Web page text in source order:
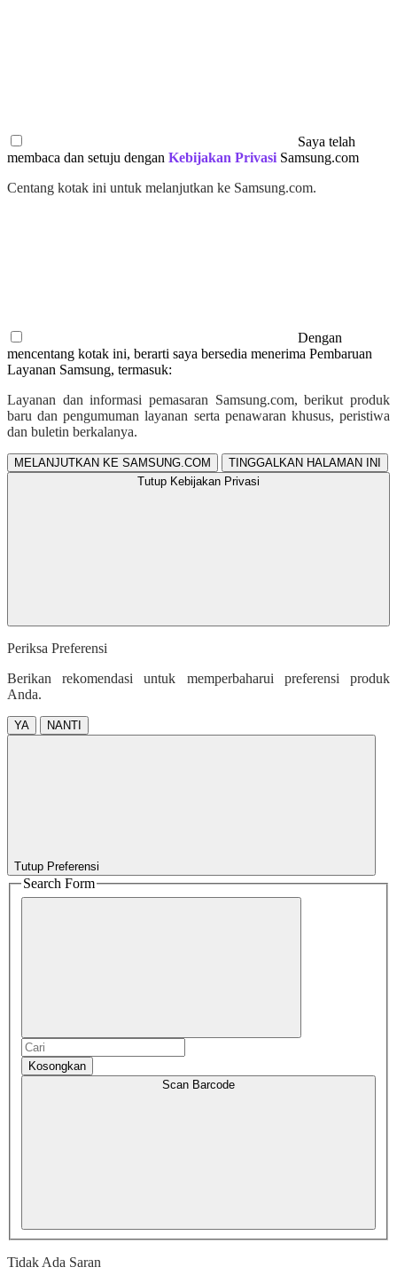
Saya telah
membaca dan setuju dengan Kebijakan Privasi Samsung.com
Centang kotak ini untuk melanjutkan ke Samsung.com.
Dengan
mencentang kotak ini, berarti saya bersedia menerima Pembaruan
Layanan Samsung, termasuk:
Layanan dan informasi pemasaran Samsung.com, berikut produk
baru dan pengumuman layanan serta penawaran khusus, peristiwa
dan buletin berkalanya.
MELANJUTKAN KE SAMSUNG.COM
TINGGALKAN HALAMAN INI
Tutup Kebijakan Privasi
Periksa Preferensi
Berikan rekomendasi untuk memperbaharui preferensi produk
Anda.
YA NANTI
Tutup Preferensi
Search Form
Kosongkan
Scan Barcode
Tidak Ada Saran